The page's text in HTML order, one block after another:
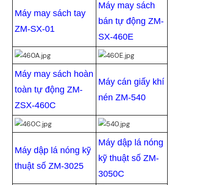
Máy may sách tay
ZM-SX-01
Máy may sách
bán tự động ZM-
SX-460E
Máy may sách hoàn
toàn tự động ZM-
ZSX-460C
Máy cán giấy khí
nén ZM-540
Máy dập lá nóng kỹ
thuật số ZM-3025
Máy dập lá nóng
kỹ thuật số ZM-
3050C